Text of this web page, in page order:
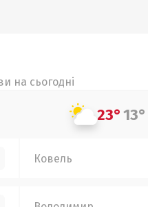
на сьогодні
23°13°
Ковель